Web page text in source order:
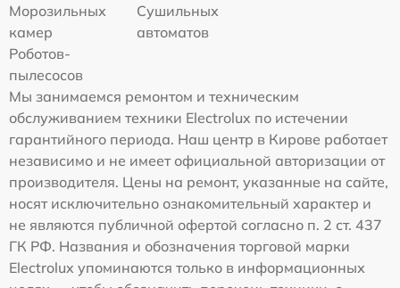
Морозильных
камер
Сушильных
автоматов
Роботов-
пылесосов
Мы занимаемся ремонтом и техническим
обслуживанием техники Electrolux по истечении
гарантийного периода. Наш центр в Кирове работает
независимо и не имеет официальной авторизации от
производителя. Цены на ремонт, указанные на сайте,
носят исключительно ознакомительный характер и
не являются публичной офертой согласно п. 2 ст. 437
ГК РФ. Названия и обозначения торговой марки
Electrolux упоминаются только в информационных